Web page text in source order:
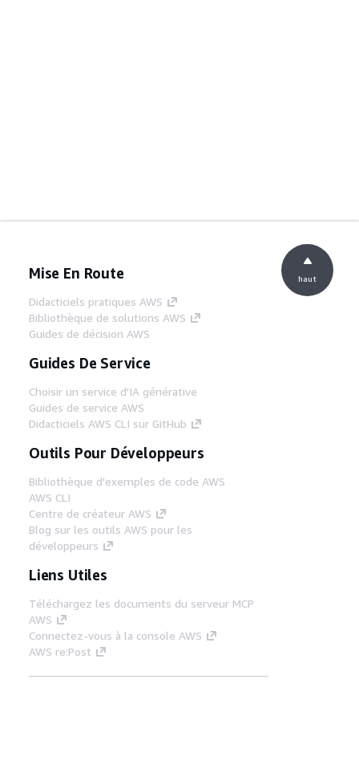
Mise En Route
Didacticiels pratiques AWS
Bibliothèque de solutions AWS
Guides de décision AWS
Guides De Service
Choisir un service d'IA générative
Guides de service AWS
Didacticiels AWS CLI sur GitHub
Outils Pour Développeurs
Bibliothèque d'exemples de code AWS
AWS CLI
Centre de créateur AWS
Blog sur les outils AWS pour les
développeurs
Liens Utiles
Téléchargez les documents du serveur MCP
AWS
Connectez-vous à la console AWS
AWS re:Post
haut